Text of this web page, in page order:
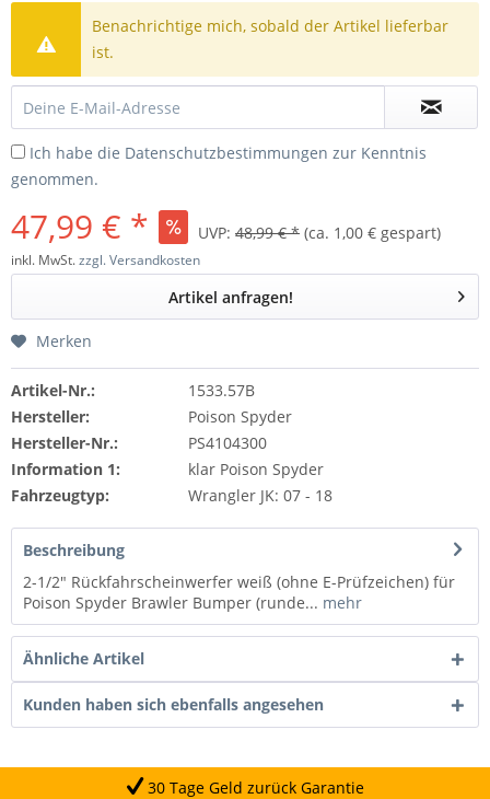
Benachrichtige mich, sobald der Artikel lieferbar
ist.
Ich habe die Datenschutzbestimmungen zur Kenntnis
genommen.
47,99 € * UVP: 48,99 € * (ca. 1,00 € gespart)
inkl. MwSt.zzgl. Versandkosten
Artikel anfragen!
Merken
Artikel-Nr.:
1533.57B
Hersteller:
Poison Spyder
Hersteller-Nr.:
PS4104300
Information 1:
klar Poison Spyder
Fahrzeugtyp:
Wrangler JK: 07 - 18
Beschreibung
2-1/2" Rückfahrscheinwerfer weiß (ohne E-Prüfzeichen) für
Poison Spyder Brawler Bumper (runde... mehr
Ähnliche Artikel
Kunden haben sich ebenfalls angesehen
Geld zurück Garantie